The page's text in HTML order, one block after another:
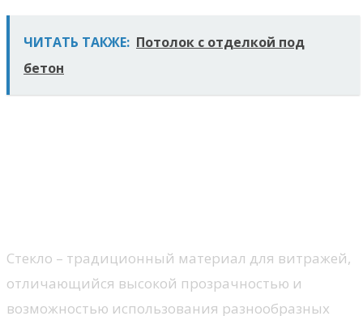
ЧИТАТЬ ТАКЖЕ: Потолок с отделкой под
бетон
Стекло – традиционный материал для витражей,
отличающийся высокой прозрачностью и
возможностью использования разнообразных